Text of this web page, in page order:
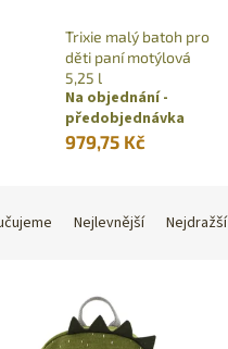
Trixie malý batoh pro
děti paní motýlová
5,25 l
Na objednání -
předobjednávka
979,75 Kč
Nejlevnější Nejdražší